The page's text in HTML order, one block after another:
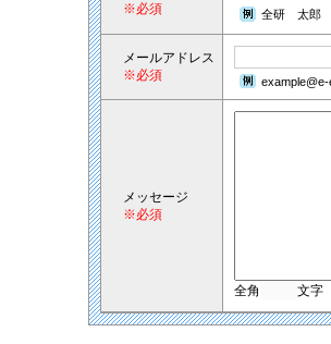
※必須
全研 太郎
メールアドレス
※必須
メッセージ
※必須
全角 文字